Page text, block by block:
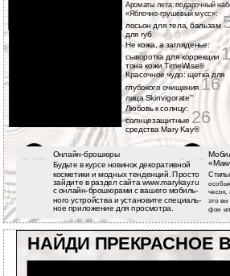
Ароматы лета: подарочный
«Яблочно-грушевый мусс»:
лосьон для тела, бальзам
для губ
Не кожа, а загляденье:
сыворотка для коррекции
тона кожи TimeWise®
Красочное чудо: щетка для
глубокого очищения 16
лица Skinvigorate™
Любовь к солнцу:
солнцезащитные 26
средства Mary Kay®
Онлайн-брошюры
Будьте в курсе новинок декоративной
косметики и модных тенденций. Просто
зайдите в раздел сайта www.marykay.ru
с онлайн-брошюрами с вашего мобиль- чесок,
ного устройства и установите специаль- это вы
ное приложение для просмотра. фон
НАЙДИ ПРЕКРАСНОЕ